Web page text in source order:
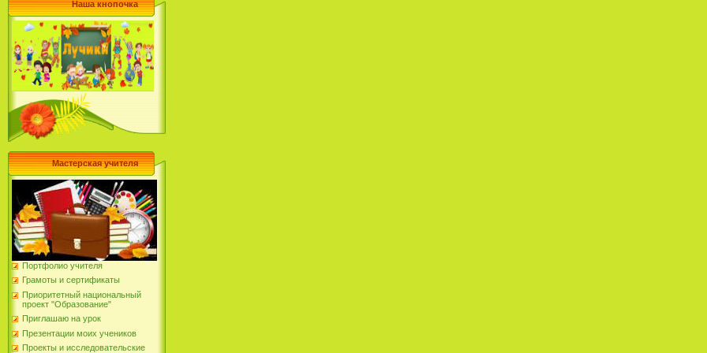
Наша кнопочка
Мастерская учителя
Портфолио учителя
Грамоты и сертификаты
Приоритетный национальный
проект "Образование"
Приглашаю на урок
Презентации моих учеников
Проекты и исследовательские